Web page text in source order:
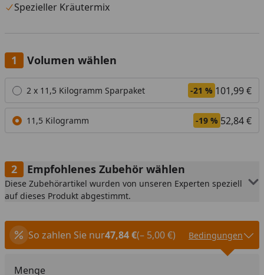
Spezieller Kräutermix
Volumen wählen
Alle anzeigen (2)
2 x 11,5 Kilogramm Sparpaket -21 % 101,99 €
11,5 Kilogramm -19 % 52,84 €
Empfohlenes Zubehör wählen
Diese Zubehörartikel wurden von unseren Experten speziell
auf dieses Produkt abgestimmt.
So zahlen Sie nur47,84 €(– 5,00 €) Bedingungen
Menge